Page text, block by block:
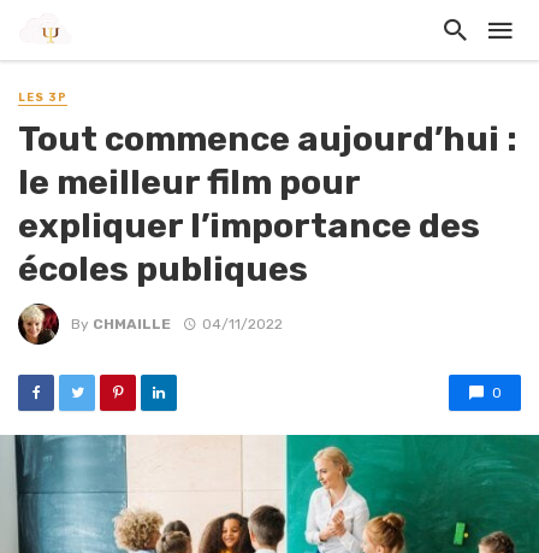
LES 3P
Tout commence aujourd’hui :
le meilleur film pour
expliquer l’importance des
écoles publiques
By CHMAILLE 04/11/2022
0